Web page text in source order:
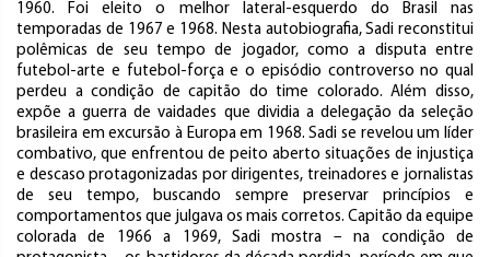
1960. Foi eleito o melhor lateral-esquerdo do Brasil nas
temporadas de 1967 e 1968. Nesta autobiografia, Sadi reconstitui
polêmicas de seu tempo de jogador, como a disputa entre
futebol-arte e futebol-força e o episódio controverso no qual
perdeu a condição de capitão do time colorado. Além disso,
expõe a guerra de vaidades que dividia a delegação da seleção
brasileira em excursão à Europa em 1968. Sadi se revelou um líder
combativo, que enfrentou de peito aberto situações de injustiça
e descaso protagonizadas por dirigentes, treinadores e jornalistas
de seu tempo, buscando sempre preservar princípios e
comportamentos que julgava os mais corretos. Capitão da equipe
colorada de 1966 a 1969, Sadi mostra – na condição de